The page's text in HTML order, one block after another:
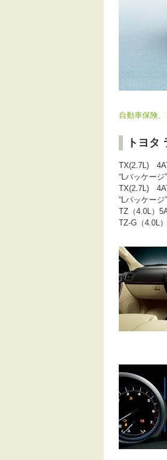
自動車保険
トヨタ
TX(2.7L)
“Lパッケー
TX(2.7L)
“Lパッケージ
TZ（4.0L）
TZ-G（4.0L